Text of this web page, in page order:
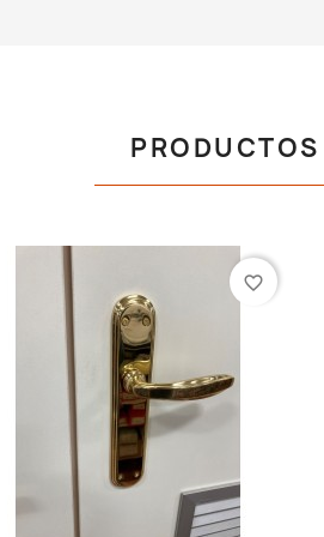
favorite_border